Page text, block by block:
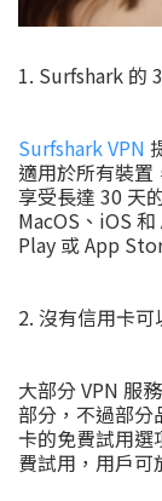
1. Surfshark 的
Surfshark VPN
適用於所有裝置
享受長達 30 天
MacOS、iOS
Play 或 App
2. 沒有信用卡可
大部分 VPN 服
部分，不過部分
卡的免費試用選
費試用，用戶可